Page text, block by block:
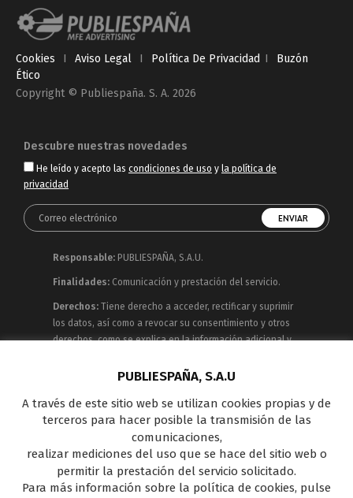
Cookies I Aviso Legal I Política De Privacidad I
Buzón
Ético
Copyright © Publiespaña. S. A. 2026
Descubre nuestras novedades
He leído y acepto las condiciones de uso y la política de
privacidad
Responsable: PUBLIESPAÑA, S.A.U.
Finalidades: Comunicación y prestación del servicio.
Derechos: Tiene derecho a acceder, rectificar y suprimir
los datos, así como a revocar su consentimiento y otros
derechos, como se explica en la información adicional y
Publiespaña es empresa de Mediaset España
concesionaria del espacio publicitario de sus siete
canales en abierto: Telecinco, Cuatro, Factoría de Ficción,
Boing, Divinity , Energy y Be Mad, así como de una amplia
oferta en el panorama de medios y con una gran
experiencia en la comercialización de diferentes
PUBLIESPAÑA, S.A.U
A través de este sitio web se utilizan cookies propias y de
terceros para hacer posible la transmisión de las
comunicaciones,
realizar mediciones del uso que se hace del sitio web o
permitir la prestación del servicio solicitado.
Para más información sobre la política de cookies, pulse